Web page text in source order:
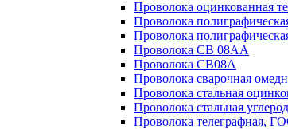
Проволока оцинкованная
Проволока
Проволока
Проволока СВ 08АА
Проволока СВ08А
Проволока сварочная
Проволока стальная
Проволока стальная
Проволока телеграфная,